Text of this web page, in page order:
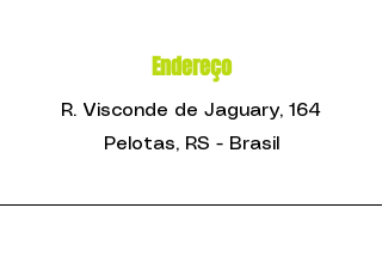
Endereço
R. Visconde de Jaguary, 164
Pelotas, RS - Brasil